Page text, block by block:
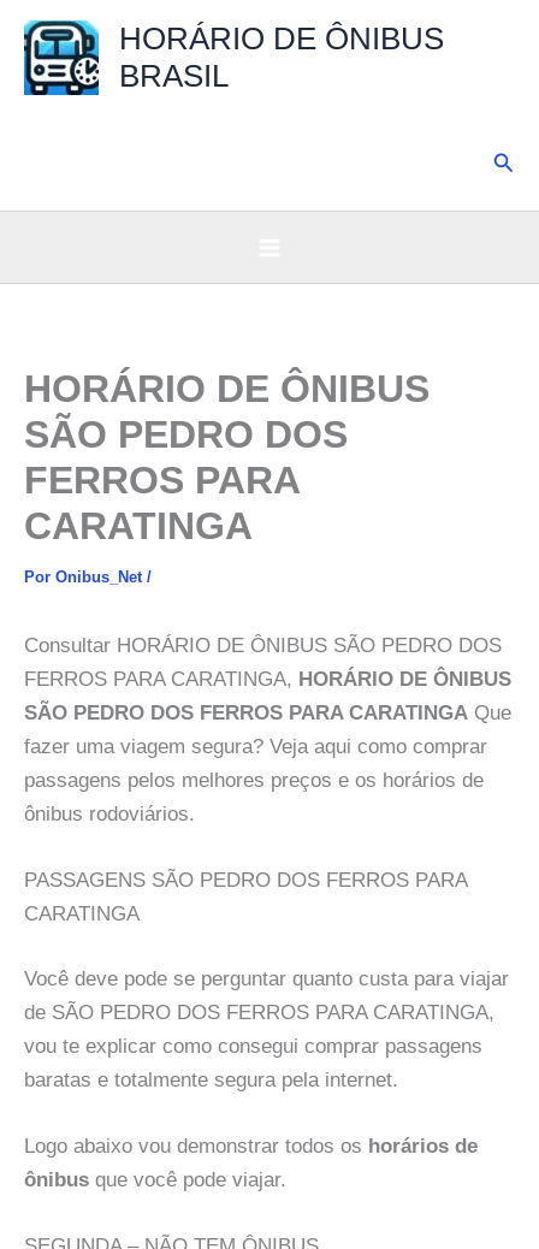
para
HORÁRIO DE ÔNIBUS
BRASIL
HORÁRIO DE ÔNIBUS
SÃO PEDRO DOS
FERROS PARA
CARATINGA
Por Onibus_Net /
Consultar HORÁRIO DE ÔNIBUS SÃO PEDRO DOS
FERROS PARA CARATINGA, HORÁRIO DE ÔNIBUS
SÃO PEDRO DOS FERROS PARA CARATINGA Que
fazer uma viagem segura? Veja aqui como comprar
passagens pelos melhores preços e os horários de
ônibus rodoviários.
PASSAGENS SÃO PEDRO DOS FERROS PARA
CARATINGA
Você deve pode se perguntar quanto custa para viajar
de SÃO PEDRO DOS FERROS PARA CARATINGA,
vou te explicar como consegui comprar passagens
baratas e totalmente segura pela internet.
Logo abaixo vou demonstrar todos os horários de
ônibus que você pode viajar.